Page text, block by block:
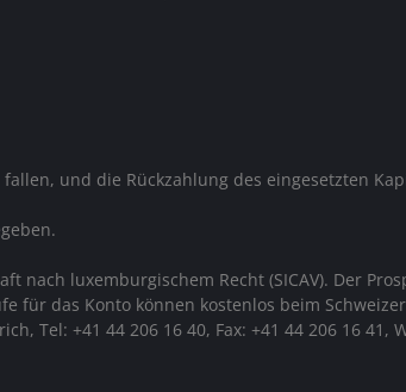
und die Rückzahlung des eingesetzten
nach luxemburgischem Recht (SICAV). Der
für das Konto können kostenlos beim
Tel: +41 44 206 16 40, Fax: +41 44 206 16 41,